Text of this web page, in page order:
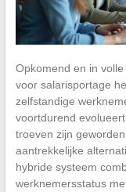
Opkomend en in
voor salarisportage
zelfstandige
voortdurend
troeven zijn
aantrekkelijke
hybride systeem
werknemersstatus